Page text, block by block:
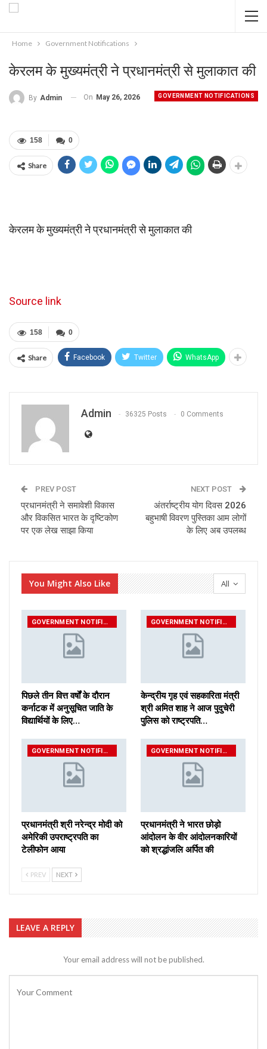
Home Government Notifications
केरलम के मुख्यमंत्री ने प्रधानमंत्री से मुलाकात की
GOVERNMENT NOTIFICATIONS
By Admin On May 26, 2026
0
158
Share
केरलम के मुख्यमंत्री ने प्रधानमंत्री से मुलाकात की
Source link
0
158
Share Facebook Twitter WhatsApp
Admin 36325 Posts 0 Comments
PREV POST
प्रधानमंत्री ने समावेशी विकास
और विकसित भारत के दृष्टिकोण
पर एक लेख साझा किया
NEXT POST
अंतर्राष्ट्रीय योग दिवस 2026
बहुभाषी विवरण पुस्तिका आम लोगों
के लिए अब उपलब्ध
All
You Might Also Like
GOVERNMENT NOTIFICATIONS
पिछले तीन वित्त वर्षों के दौरान
कर्नाटक में अनुसूचित जाति के
विद्यार्थियों के लिए…
GOVERNMENT NOTIFICATIONS
केन्द्रीय गृह एवं सहकारिता मंत्री
श्री अमित शाह ने आज पुदुचेरी
पुलिस को राष्ट्रपति…
GOVERNMENT NOTIFICATIONS
प्रधानमंत्री श्री नरेन्‍द्र मोदी को
अमेरिकी उपराष्ट्रपति का
टेलीफोन आया
GOVERNMENT NOTIFICATIONS
प्रधानमंत्री ने भारत छोड़ो
आंदोलन के वीर आंदोलनकारियों
को श्रद्धांजलि अर्पित की
PREV NEXT
LEAVE A REPLY
Your email address will not be published.